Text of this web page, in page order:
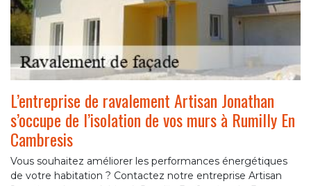
L’entreprise de ravalement Artisan Jonathan
s’occupe de l’isolation de vos murs à Rumilly En
Cambresis
Vous souhaitez améliorer les performances énergétiques
de votre habitation ? Contactez notre entreprise Artisan